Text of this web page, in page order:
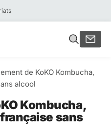
de KoKO Kombucha,
alcool
Kombucha,
sans